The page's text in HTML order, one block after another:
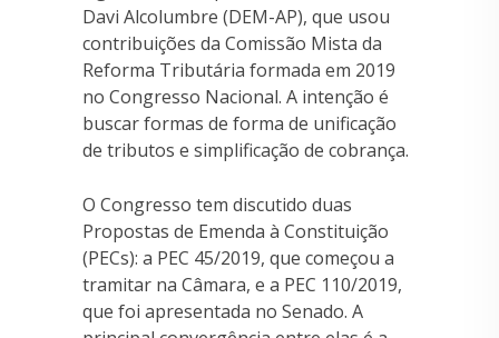
Davi Alcolumbre (DEM-AP), que usou
contribuições da Comissão Mista da
Reforma Tributária formada em 2019
no Congresso Nacional. A intenção é
buscar formas de forma de unificação
de tributos e simplificação de cobrança.
O Congresso tem discutido duas
Propostas de Emenda à Constituição
(PECs): a PEC 45/2019, que começou a
tramitar na Câmara, e a PEC 110/2019,
que foi apresentada no Senado. A